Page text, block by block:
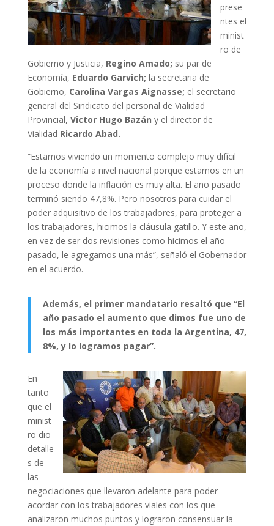
prese
ntes el
minist
ro de
Gobierno y Justicia, Regino Amado; su par de
Economía, Eduardo Garvich; la secretaria de
Gobierno, Carolina Vargas Aignasse; el secretario
general del Sindicato del personal de Vialidad
Provincial, Victor Hugo Bazán y el director de
Vialidad Ricardo Abad.
“Estamos viviendo un momento complejo muy difícil
de la economía a nivel nacional porque estamos en un
proceso donde la inflación es muy alta. El año pasado
terminó siendo 47,8%. Pero nosotros para cuidar el
poder adquisitivo de los trabajadores, para proteger a
los trabajadores, hicimos la cláusula gatillo. Y este año,
en vez de ser dos revisiones como hicimos el año
pasado, le agregamos una más”, señaló el Gobernador
en el acuerdo.
Además, el primer mandatario resaltó que “El
año pasado el aumento que dimos fue uno de
los más importantes en toda la Argentina, 47,
8%, y lo logramos pagar”.
En
tanto
que el
minist
ro dio
detalle
s de
las
negociaciones que llevaron adelante para poder
acordar con los trabajadores viales con los que
analizaron muchos puntos y lograron consensuar la